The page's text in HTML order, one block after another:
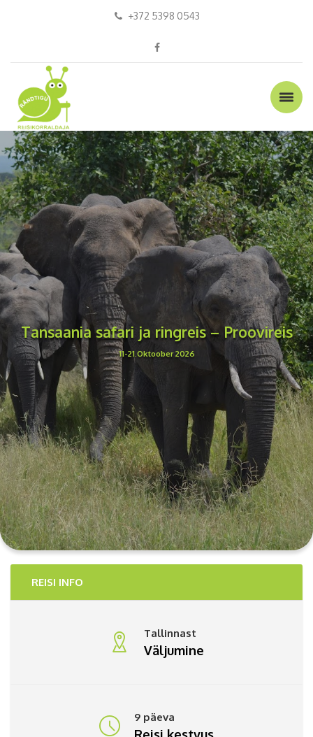
+372 5398 0543
Tansaania safari ja ringreis – Proovireis
11-21.Oktoober 2026
REISI INFO
Tallinnast
Väljumine
9 päeva
Reisi kestvus